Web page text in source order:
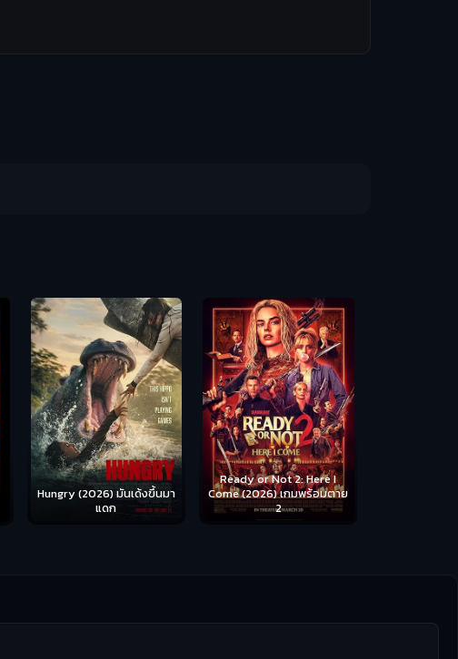
Hungry (2026) มันเด้งขึ้นมา
แดก
Ready or Not 2: Here I
Come (2026) เกมพร้อมตาย
2